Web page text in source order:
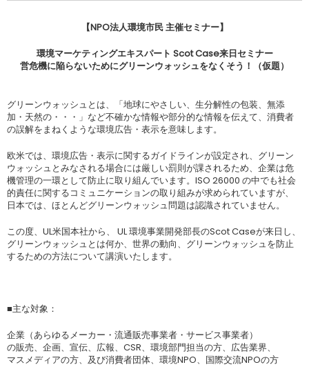
【NPO法人環境市民 主催セミナー】
環境マーケティングエキスパート Scot Case来日セミナー
営危機に陥らないためにグリーンウォッシュをなくそう！（仮題）
グリーンウォッシュとは、「地球にやさしい、生分解性の包装、無添
加・天然の・・・」など不確かな情報や部分的な情報を伝えて、消費者
の誤解をまねくような環境広告・表示を意味します。
欧米では、環境広告・表示に関するガイドラインが設定され、グリーン
ウォッシュとみなされる場合には厳しい罰則が課されるため、企業は危
機管理の一環として防止に取り組んでいます。ISO 26000 の中でも社会
的責任に関するコミュニケーションの取り組みが求められていますが、
日本では、ほとんどグリーンウォッシュ問題は認識されていません。
この度、UL米国本社から、 UL 環境事業開発部長のScot Caseが来日し、
グリーンウォッシュとは何か、世界の動向、グリーンウォッシュを防止
するための方法について講演いたします。
■主な対象：
企業（あらゆるメーカー・流通販売事業者・サービス事業者）
の販売、企画、宣伝、広報、CSR、環境部門担当の方、広告業界、
マスメディアの方、及び消費者団体、環境NPO、国際交流NPOの方